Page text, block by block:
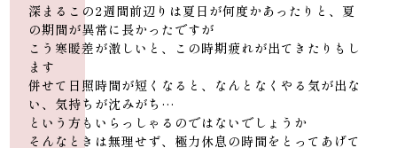
深まるこの2週間前辺りは夏日が何度かあったりと、夏
の期間が異常に長かったですが
こう寒暖差が激しいと、この時期疲れが出てきたりもし
ます
併せて日照時間が短くなると、なんとなくやる気が出な
い、気持ちが沈みがち…
という方もいらっしゃるのではないでしょうか
そんなときは無理せず、極力休息の時間をとってあげて